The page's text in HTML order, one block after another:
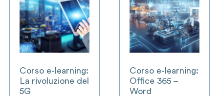
Corso e-learning:
La rivoluzione del
5G
Corso e-learning:
Office 365 –
Word